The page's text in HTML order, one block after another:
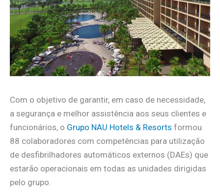
Com o objetivo de garantir, em caso de necessidade,
a segurança e melhor assistência aos seus clientes e
funcionários, o Grupo NAU Hotels & Resorts formou
88 colaboradores com competências para utilização
de desfibrilhadores automáticos externos (DAEs) que
estarão operacionais em todas as unidades dirigidas
pelo grupo.